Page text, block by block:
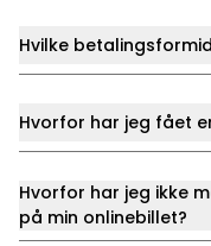
Hvilke
Hvorfor har jeg fået
Hvorfor har jeg ikke
på min onlinebillet?